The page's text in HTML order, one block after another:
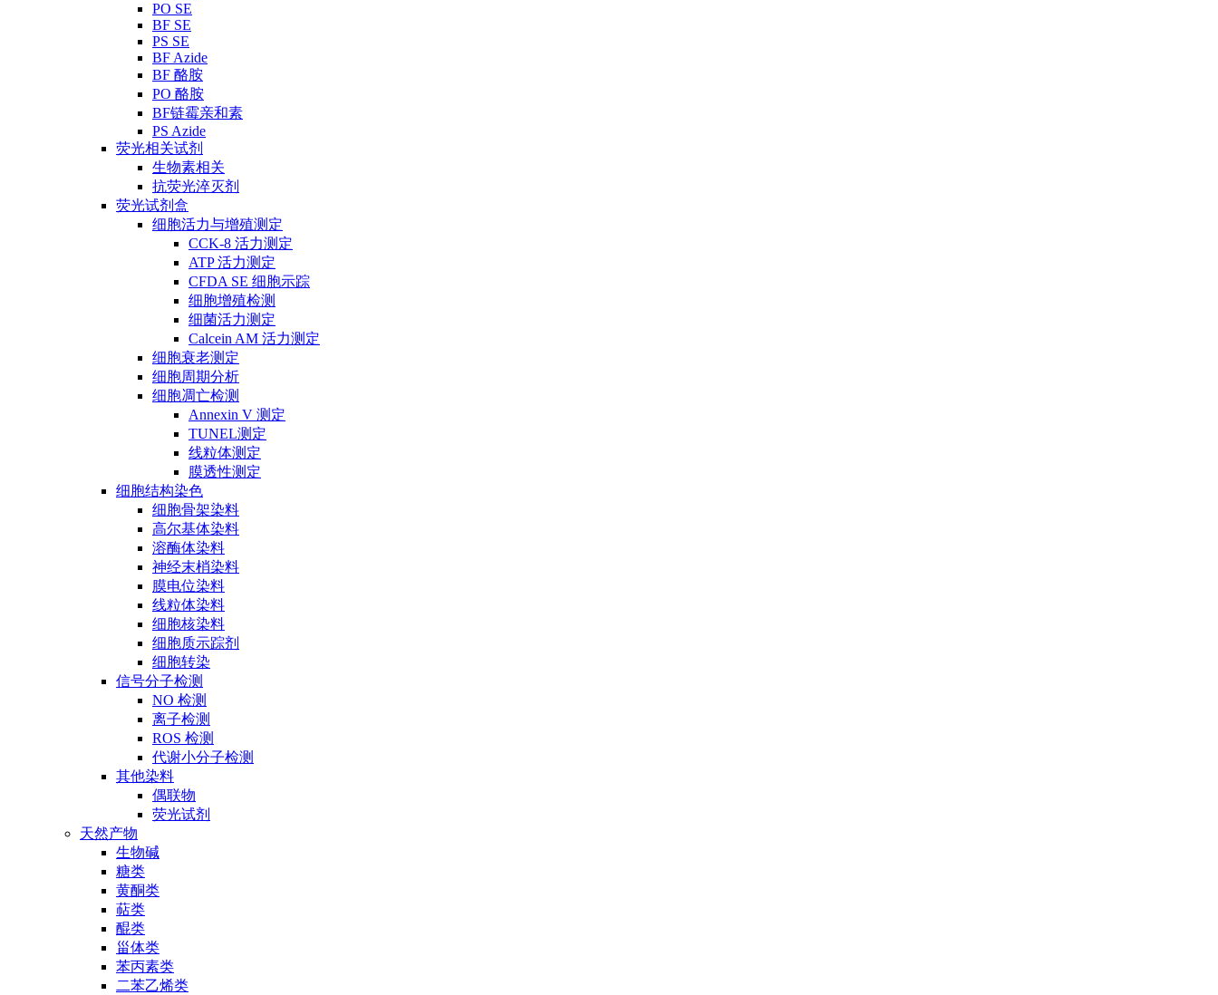
PO SE
BF SE
PS SE
BF Azide
BF 酪胺
PO 酪胺
BF链霉亲和素
PS Azide
荧光相关试剂
生物素相关
抗荧光淬灭剂
荧光试剂盒
细胞活力与增殖测定
CCK-8 活力测定
ATP 活力测定
CFDA SE 细胞示踪
细胞增殖检测
细菌活力测定
Calcein AM 活力测定
细胞衰老测定
细胞周期分析
细胞凋亡检测
Annexin V 测定
TUNEL测定
线粒体测定
膜透性测定
细胞结构染色
细胞骨架染料
高尔基体染料
溶酶体染料
神经末梢染料
膜电位染料
线粒体染料
细胞核染料
细胞质示踪剂
细胞转染
信号分子检测
NO 检测
离子检测
ROS 检测
代谢小分子检测
其他染料
偶联物
荧光试剂
天然产物
生物碱
糖类
黄酮类
萜类
醌类
甾体类
苯丙素类
二苯乙烯类